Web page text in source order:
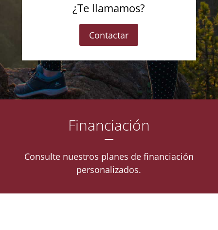
¿Te llamamos?
Contactar
Financiación
Consulte nuestros planes de financiación
personalizados.